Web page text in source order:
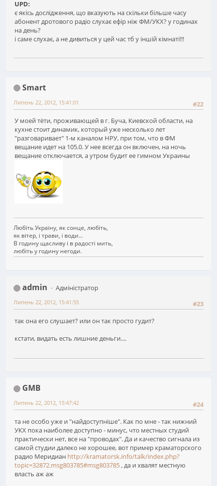
UPD:
є якісь дослідження, що вказують на скільки більше часу
абонент дротового радіо слухає ефір ніж ФМ/УКХ? у годинах
на день?
і саме слухає, а не дивиться у цей час тб у іншій кімнаті!!!
Smart
#22
Липень 22, 2012, 15:41:01
У моей тёти, проживающей в г. Буча, Киевской области, на
кухне стоит динамик, который уже несколько лет
"разговаривает" 1-м каналом НРУ, при том, что в ФМ
вещание идет на 105.0. У нее всегда он включен, на ночь
вещание отключается, а утром будит ее гимном Украины
Любіть Україну, як сонце, любіть,
як вітер, і трави, і води...
В годину щасливу і в радості мить,
любіть у годину негоди.
admin
Адміністратор
#23
Липень 22, 2012, 15:41:55
так она его слушает? или он так просто гудит?
кстати, видать есть лишние деньги....
GMB
#24
Липень 22, 2012, 15:47:42
та не особо уже и "найдоступнiше". Как по мне - так нижний
УКХ пока наиболее доступно - минус, что местных студий
практически нет, все на "проводах". Да и качество сигнала из
самой студии далеко не хорошее, вот пример краматорского
радио Меридиан http://kramatorsk.info/talk/index.php?
topic=32872.msg803785#msg803785 , да и хвалят местную
власть аж аж